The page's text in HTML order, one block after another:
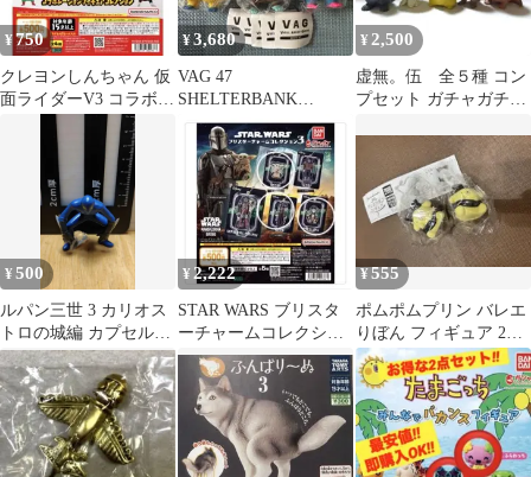
¥750
クレヨンしんちゃん 仮
面ライダーV3 コラボ
フィギュア ガシャポン
¥3,680
VAG 47
SHELTERBANK
KOOKYS(コンプリー
ト)新品 ガチャ
¥ 2,500
虚無。伍 全５種 コン
プセット ガチャガチャ
¥500
ルパン三世 3 カリオス
トロの城編 カプセルト
イ
¥ 2,222
STAR WARS ブリスタ
ーチャームコレクショ
ン3 マンダロリアン ガ
チャ
¥555
ポムポムプリン バレエ
りぼん フィギュア 2個
セット